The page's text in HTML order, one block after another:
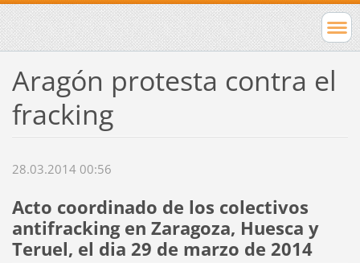
Aragón protesta contra el
fracking
28.03.2014 00:56
Acto coordinado de los colectivos
antifracking en Zaragoza, Huesca y
Teruel, el dia 29 de marzo de 2014